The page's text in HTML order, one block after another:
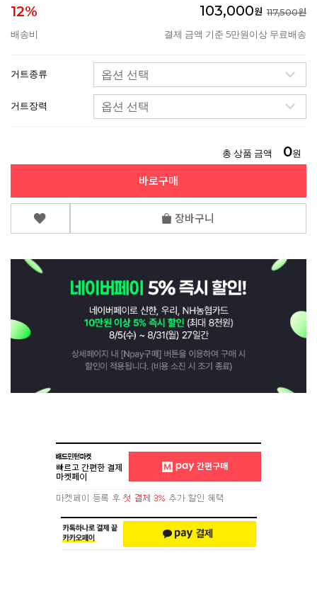
12% 103,000원 117,500원
배송비
결제 금액 기준 5만원이상 무료배송
거트종류
거트장력
총 상품 금액 0원
바로구매
장바구니